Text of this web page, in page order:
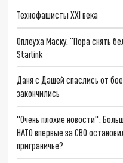
Технофашисты XXI века
Оплеуха Маску. "Пора снять
Starlink
Даня с Дашей спаслись от
закончились
"Очень плохие новости":
НАТО впервые за СВО
приграничье?